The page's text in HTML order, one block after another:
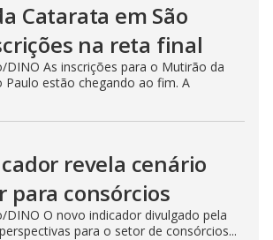
Catarata em São
na reta final
DINO As inscrições para o Mutirão da
Paulo estão chegando ao fim. A
revela cenário
para consórcios
DINO O novo indicador divulgado pela
para o setor de consórcios...